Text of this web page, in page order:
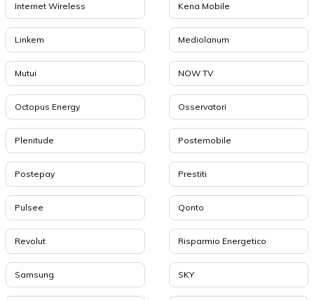
Internet Wireless Kena Mobile
Linkem Mediolanum
Mutui NOW TV
Octopus Energy Osservatori
Plenitude Postemobile
Postepay Prestiti
Pulsee Qonto
Revolut Risparmio Energetico
Samsung SKY